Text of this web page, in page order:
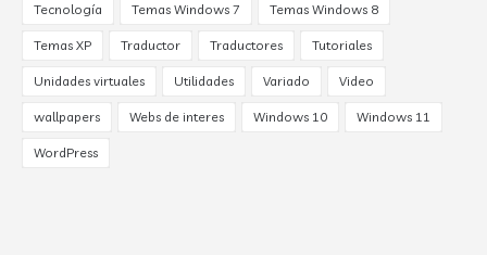
Tecnología Temas Windows 7 Temas Windows 8
Temas XP Traductor Traductores Tutoriales
Unidades virtuales Utilidades Variado Video
wallpapers Webs de interes Windows 10 Windows 11
WordPress